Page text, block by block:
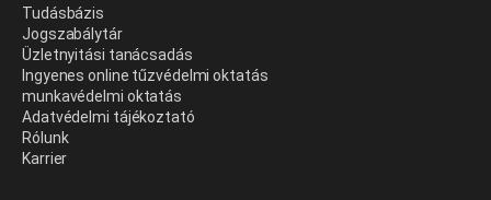
Tudásbázis
Jogszabálytár
Üzletnyitási tanácsadás
Ingyenes online tűzvédelmi oktatás
munkavédelmi oktatás
Adatvédelmi tájékoztató
Rólunk
Karrier